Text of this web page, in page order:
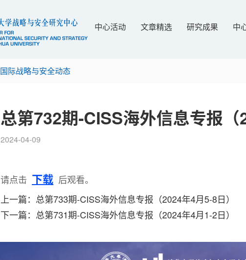
中心活动 文章精选 研究成果 中
国际战略与安全动态
总第732期-CISS海外信息专报（
2024-04-09
请点击 下载 后观看。
上一篇：总第733期-CISS海外信息专报（2024年4月5-8日）
下一篇：总第731期-CISS海外信息专报（2024年4月1-2日）